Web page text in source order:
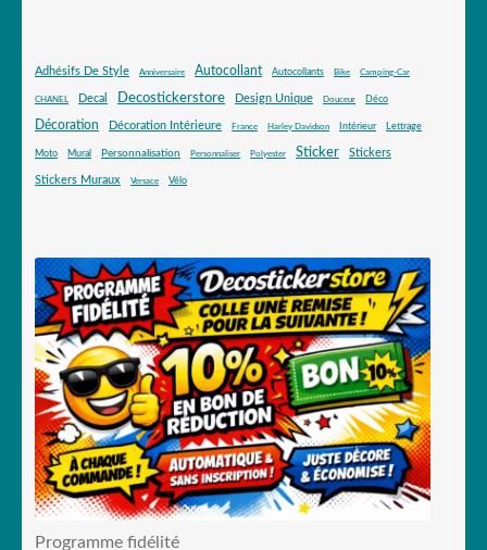
Adhésifs De Style Anniversaire Autocollant Autocollants Bike Camping-Car
CHANEL Decal Decostickerstore Design Unique Douceur Déco
Décoration Décoration Intérieure France Harley Davidson Intérieur Lettrage
Moto Mural Personnalisation Personnaliser Polyester Sticker Stickers
Stickers Muraux Versace Vélo
Programme fidélité